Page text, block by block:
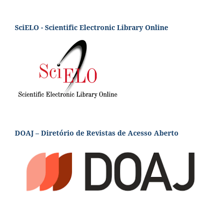
SciELO - Scientific Electronic Library Online
DOAJ – Diretório de Revistas de Acesso Aberto